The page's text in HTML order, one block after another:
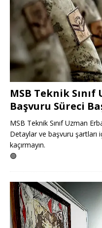
MSB Teknik
Başvuru Süreci
MSB Teknik Sınıf Uzman
Detaylar ve başvuru şartları
kaçırmayın.
🟢